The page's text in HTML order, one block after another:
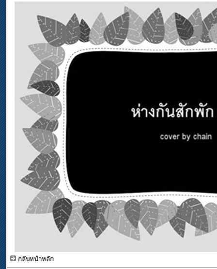
กลับหน้าหลัก